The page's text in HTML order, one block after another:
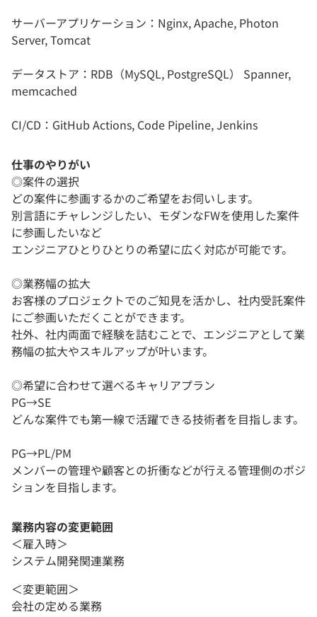
サーバーアプリケーション：Nginx, Apache, Photon
Server, Tomcat
データストア：RDB（MySQL, PostgreSQL） Spanner,
memcached
CI/CD：GitHub Actions, Code Pipeline, Jenkins
仕事のやりがい
◎案件の選択
どの案件に参画するかのご希望をお伺いします。
別言語にチャレンジしたい、モダンなFWを使用した案件
に参画したいなど
エンジニアひとりひとりの希望に広く対応が可能です。
◎業務幅の拡大
お客様のプロジェクトでのご知見を活かし、社内受託案件
にご参画いただくことができます。
社外、社内両面で経験を詰むことで、エンジニアとして業
務幅の拡大やスキルアップが叶います。
◎希望に合わせて選べるキャリアプラン
PG→SE
どんな案件でも第一線で活躍できる技術者を目指します。
PG→PL/PM
メンバーの管理や顧客との折衝などが行える管理側のポジ
ションを目指します。
業務内容の変更範囲
＜雇入時＞
システム開発関連業務
＜変更範囲＞
会社の定める業務